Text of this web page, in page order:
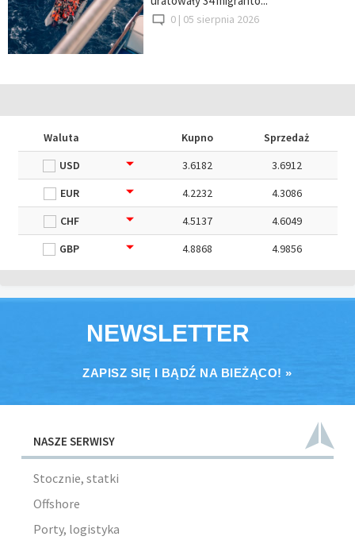
0 | 05 sierpnia 2026
Waluta Kupno
Sprzedaż
USD
3.6182
3.6912
EUR
4.2232
4.3086
CHF
4.5137
4.6049
GBP
4.8868 4.9856
NEWSLETTER
ZAPISZ SIĘ I BĄDŹ NA BIEŻĄCO! »
NASZE SERWISY
Stocznie, statki
Offshore
Porty, logistyka